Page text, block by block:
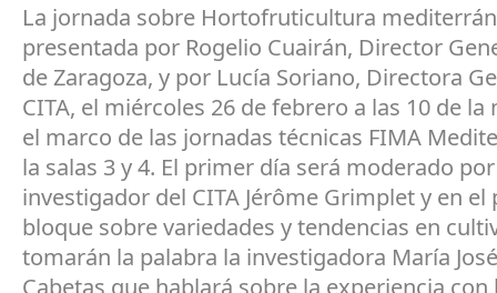
La jornada sobre Hortofruticultura
presentada por Rogelio Cuairán, Director
de Zaragoza, y por Lucía Soriano, Directora
CITA, el miércoles 26 de febrero a las 10 de la
el marco de las jornadas técnicas FIMA
la salas 3 y 4. El primer día será moderado
investigador del CITA Jérôme Grimplet y en el
bloque sobre variedades y tendencias en
tomarán la palabra la investigadora María